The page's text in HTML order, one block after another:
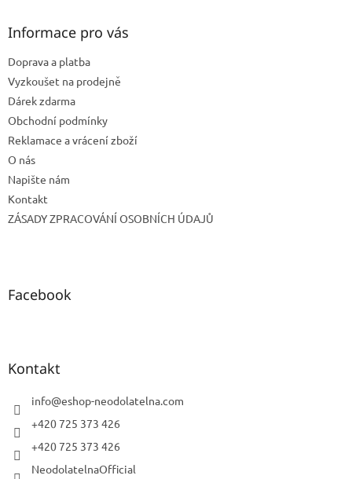
Informace pro vás
Doprava a platba
Vyzkoušet na prodejně
Dárek zdarma
Obchodní podmínky
Reklamace a vrácení zboží
O nás
Napište nám
Kontakt
ZÁSADY ZPRACOVÁNÍ OSOBNÍCH ÚDAJŮ
Facebook
Kontakt
info@eshop-neodolatelna.com
+420 725 373 426
+420 725 373 426
NeodolatelnaOfficial